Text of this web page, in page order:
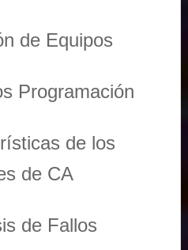
de Equipos
Programación
de los
de CA
de Fallos